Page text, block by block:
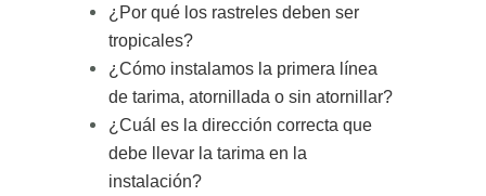
¿Por qué los rastreles deben ser
tropicales?
¿Cómo instalamos la primera línea
de tarima, atornillada o sin atornillar?
¿Cuál es la dirección correcta que
debe llevar la tarima en la
instalación?